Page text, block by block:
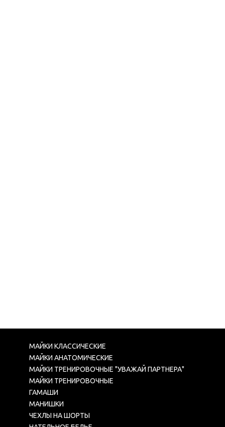
МАЙКИ КЛАССИЧЕСКИЕ
МАЙКИ АНАТОМИЧЕСКИЕ
МАЙКИ ТРЕНИРОВОЧНЫЕ "УВАЖАЙ ПАРТНЕРА"
МАЙКИ ТРЕНИРОВОЧНЫЕ
ГАМАШИ
МАНИШКИ
ЧЕХЛЫ НА ШОРТЫ